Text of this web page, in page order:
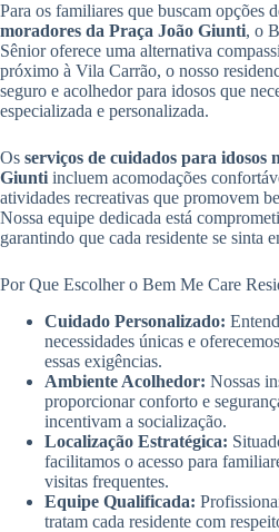
Para os familiares que buscam opções
moradores da Praça João Giunti, o
Sênior oferece uma alternativa
próximo à Vila Carrão, o nosso
seguro e acolhedor para idosos que
especializada e personalizada.
Os serviços de cuidados para idosos
Giunti incluem acomodações
atividades recreativas que promovem
Nossa equipe dedicada está
garantindo que cada residente se sinta
Por Que Escolher o Bem Me Care
Cuidado Personalizado:
necessidades únicas e
essas exigências.
Ambiente Acolhedor: Nossas
proporcionar conforto e
incentivam a socialização.
Localização Estratégica:
facilitamos o acesso para
visitas frequentes.
Equipe Qualificada:
tratam cada residente com